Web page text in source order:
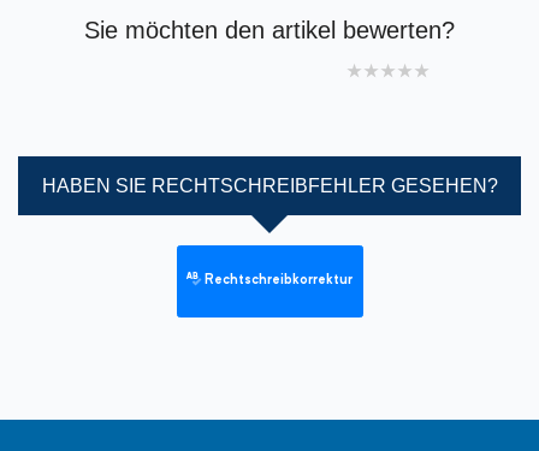
Sie möchten den artikel bewerten?
4 stars
3 stars
2 stars
1 star
HABEN SIE RECHTSCHREIBFEHLER GESEHEN?
Rechtschreibkorrektur